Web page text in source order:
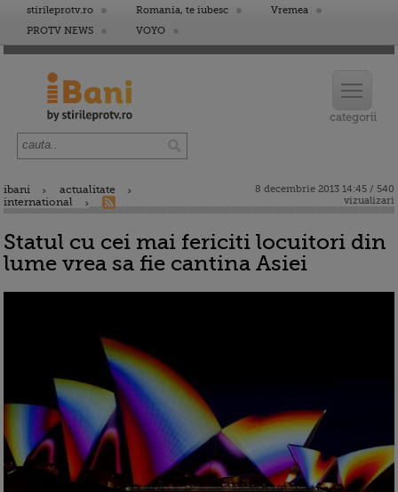
stirileprotv.ro Romania, te iubesc
Vremea
PROTV NEWS
VOYO
ibani
actualitate
international
8 decembrie 2013 14:45 / 540
vizualizari
Statul cu cei mai fericiti locuitori din
lume vrea sa fie cantina Asiei